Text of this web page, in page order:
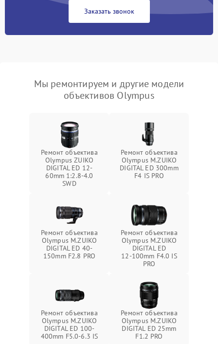
Заказать звонок
Мы ремонтируем и другие модели
объективов Olympus
Ремонт объектива
Olympus ZUIKO
DIGITAL ED 12-
60mm 1:2.8-4.0
SWD
Ремонт объектива
Olympus M.ZUIKO
DIGITAL ED 300mm
F4 IS PRO
Ремонт объектива
Olympus M.ZUIKO
DIGITAL ED 40-
150mm F2.8 PRO
Ремонт объектива
Olympus M.ZUIKO
DIGITAL ED
12‑100mm F4.0 IS
PRO
Ремонт объектива
Olympus M.ZUIKO
DIGITAL ED 100-
400mm F5.0-6.3 IS
Ремонт объектива
Olympus M.ZUIKO
DIGITAL ED 25mm
F1.2 PRO